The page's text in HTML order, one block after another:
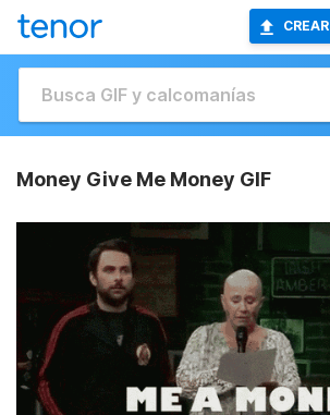
CREAR
Money Give Me Money GIF